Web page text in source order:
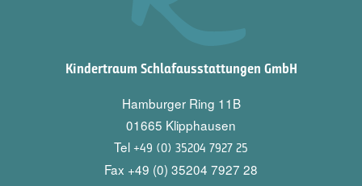
Kindertraum Schlafausstattungen GmbH
Hamburger Ring 11B
01665 Klipphausen
Tel +49 (0) 35204 7927 25
Fax +49 (0) 35204 7927 28